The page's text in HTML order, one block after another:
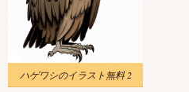
ハゲワシのイラスト無料 2